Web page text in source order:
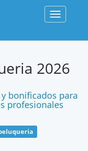
Toggle
2026
y bonificados para
profesionales